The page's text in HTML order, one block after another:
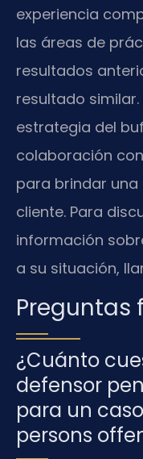
experiencia
las áreas de
resultados
resultado similar.
estrategia del
colaboración
para brindar
cliente. Para
información
a su situación,
Preguntas
¿Cuánto
defensor
para un
persons